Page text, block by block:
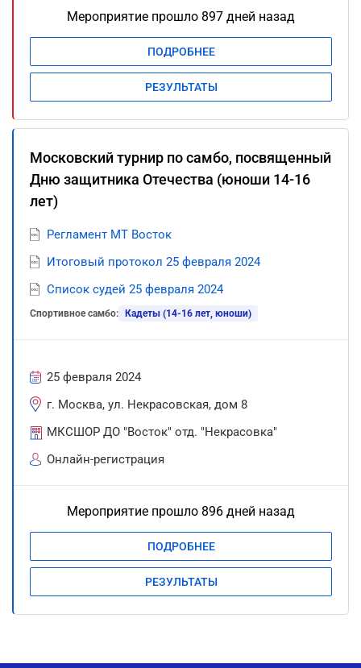
Мероприятие прошло 897 дней назад
ПОДРОБНЕЕ
РЕЗУЛЬТАТЫ
Московский турнир по самбо, посвященный
Дню защитника Отечества (юноши 14-16
лет)
Регламент МТ Восток
Итоговый протокол 25 февраля 2024
Список судей 25 февраля 2024
Спортивное самбо: Кадеты (14-16 лет, юноши)
25 февраля 2024
г. Москва, ул. Некрасовская, дом 8
МКСШОР ДО "Восток" отд. "Некрасовка"
Онлайн-регистрация
Мероприятие прошло 896 дней назад
ПОДРОБНЕЕ
РЕЗУЛЬТАТЫ